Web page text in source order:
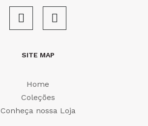
SITE MAP
Home
Coleções
Conheça nossa Loja